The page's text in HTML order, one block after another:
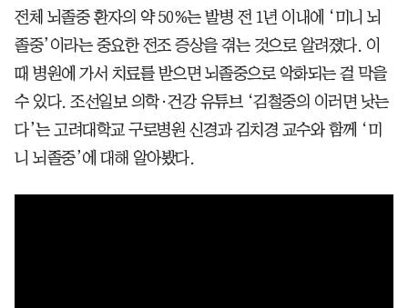
전체 뇌졸중 환자의 약 50%는 발병 전 1년 이내에 ‘미니 뇌
졸중’이라는 중요한 전조 증상을 겪는 것으로 알려졌다. 이
때 병원에 가서 치료를 받으면 뇌졸중으로 악화되는 걸 막을
수 있다. 조선일보 의학·건강 유튜브 ‘김철중의 이러면 낫는
다’는 고려대학교 구로병원 신경과 김치경 교수와 함께 ‘미
니 뇌졸중’에 대해 알아봤다.